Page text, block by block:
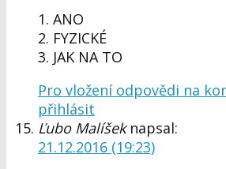
1. ANO
2. FYZICKÉ
3. JAK NA TO
Pro vložení odpovědi na
přihlásit
Ľubo Malíšek napsal:
21.12.2016 (19:23)